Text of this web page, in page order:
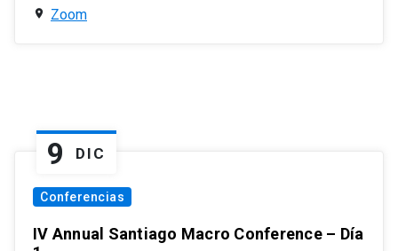
Zoom
9 DIC
Conferencias
IV Annual Santiago Macro Conference – Día